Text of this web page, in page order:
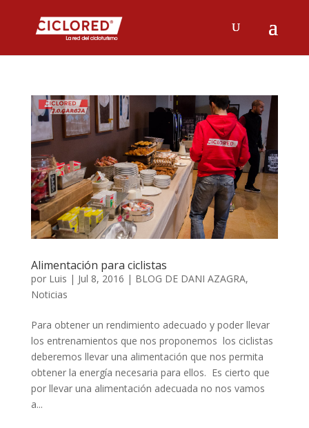
Alimentación para ciclistas
por Luis | Jul 8, 2016 | BLOG DE DANI AZAGRA,
Noticias
Para obtener un rendimiento adecuado y poder llevar
los entrenamientos que nos proponemos los ciclistas
deberemos llevar una alimentación que nos permita
obtener la energía necesaria para ellos. Es cierto que
por llevar una alimentación adecuada no nos vamos
a...